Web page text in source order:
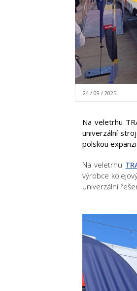
24 / 09 / 2025
Na veletrhu
univerzální
polskou
Naveletrhu
výrobce
univerzální